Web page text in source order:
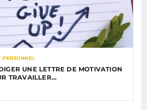
PERSONNEL
UNE LETTRE DE MOTIVATION
TRAVAILLER…